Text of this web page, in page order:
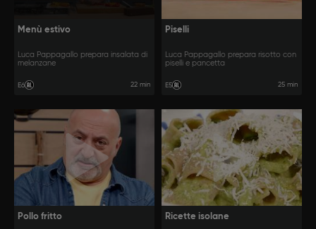
Menù estivo
Luca Pappagallo prepara insalata di
melanzane
E6 22 min
Piselli
Luca Pappagallo prepara risotto con
piselli e pancetta
E5 25 min
Pollo fritto Ricette isolane